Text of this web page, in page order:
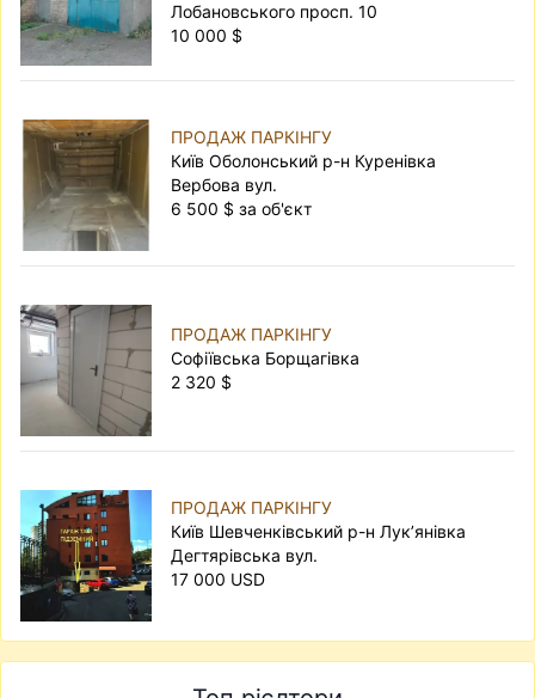
Лобановського просп. 10
10 000 $
ПРОДАЖ ПАРКІНГУ
Київ Оболонський р-н Куренівка
Вербова вул.
6 500 $ за об'єкт
ПРОДАЖ ПАРКІНГУ
Софіївська Борщагівка
2 320 $
ПРОДАЖ ПАРКІНГУ
Київ Шевченківський р-н Лук’янівка
Дегтярівська вул.
17 000 USD